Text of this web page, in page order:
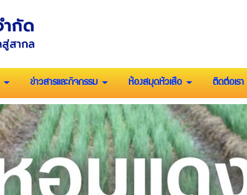
ข่าวสารและกิจกรรม ห้องสมุดหัวเสือ ติดต่อเรา